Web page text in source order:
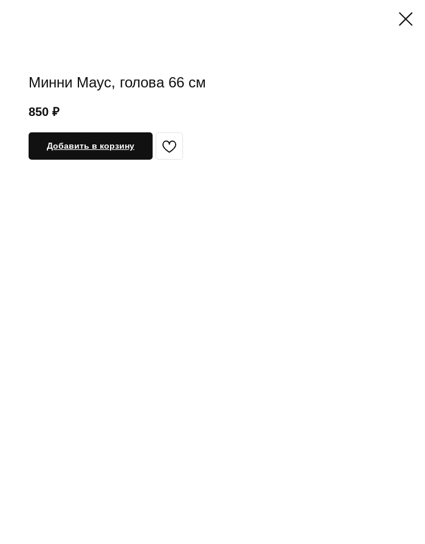
Минни Маус, голова 66 см
850 ₽
Добавить в корзину